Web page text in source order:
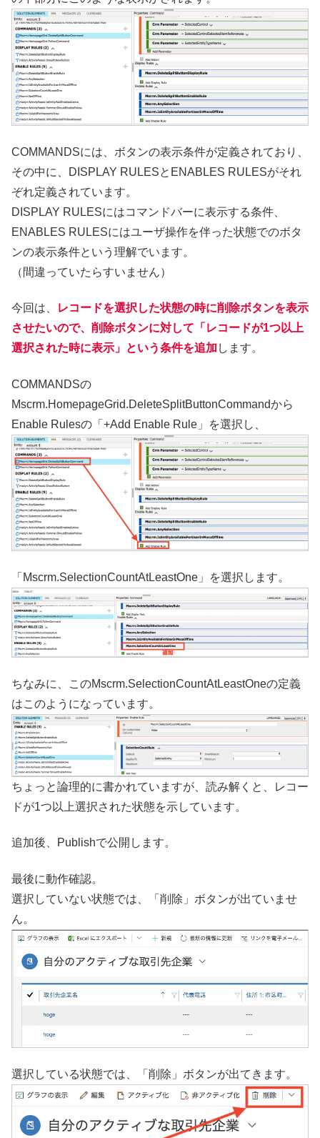
COMMANDSには、ボタンの表示条件が定義されており、
その中に、DISPLAY RULESとENABLES RULESがそれ
ぞれ定義されています。
DISPLAY RULESにはコマンドバーに表示する条件、
ENABLES RULESにはユーザ操作を伴った状態でのボタ
ンの表示条件という理解でいます。
（間違っていたらすいません）
今回は、
レコードを選択した状態の時に削除ボタンを表示
させたいので、削除ボタンに対して「レコードが1つ以上
選択された時に表示」という条件を追加 します。
COMMANDSの
Mscrm.HomepageGrid.DeleteSplitButtonCommandから
Enable Rulesの「+Add Enable Rule」を選択し、
「Mscrm.SelectionCountAtLeastOne」を選択します。
ちなみに、このMscrm.SelectionCountAtLeastOneの定義
はこのようになっています。
ちょっと論理的に書かれていますが、読み解くと、レコー
ドが1つ以上選択された状態を示しています。
追加後、Publishで公開します。
最後に動作確認。
選択していない状態では、「削除」ボタンが出ていませ
ん。
選択している状態では、「削除」ボタンが出てきます。